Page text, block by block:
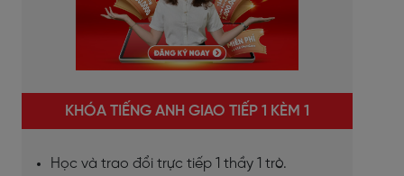
KHÓA TIẾNG ANH GIAO TIẾP 1 KÈM 1
Học và trao đổi trực tiếp 1 thầy 1 trò.